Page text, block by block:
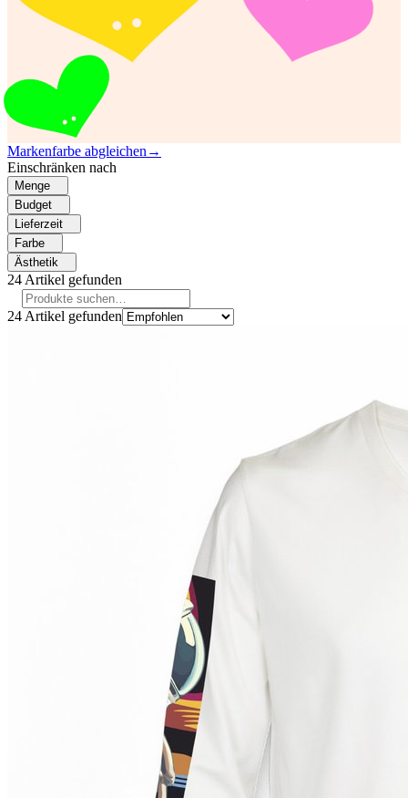
Markenfarbe abgleichen →
Einschränken nach
Menge
Budget
Lieferzeit
Farbe
Ästhetik
24 Artikel gefunden
24 Artikel gefunden